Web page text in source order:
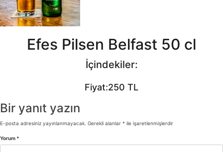
Efes Pilsen Belfast 50 cl
İçindekiler:
Fiyat:250 TL
Bir yanıt yazın
E-posta adresiniz yayınlanmayacak. Gerekli alanlar * ile işaretlenmişlerdir
Yorum *